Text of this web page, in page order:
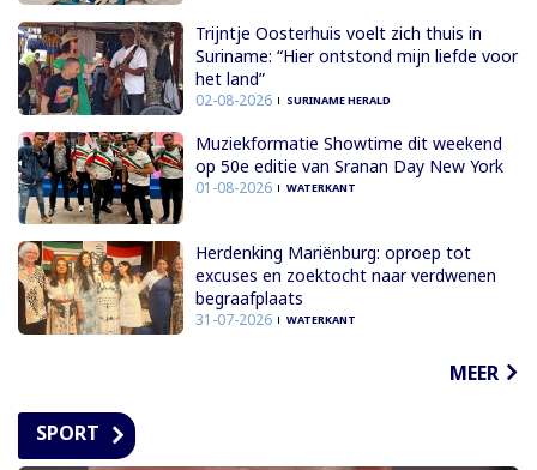
Trijntje Oosterhuis voelt zich thuis in
Suriname: “Hier ontstond mijn liefde voor
het land”
02-08-2026 SURINAME HERALD
Muziekformatie Showtime dit weekend
op 50e editie van Sranan Day New York
01-08-2026 WATERKANT
Herdenking Mariënburg: oproep tot
excuses en zoektocht naar verdwenen
begraafplaats
31-07-2026 WATERKANT
MEER
SPORT